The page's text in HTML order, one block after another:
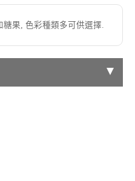
果, 色彩種類多可供選擇.